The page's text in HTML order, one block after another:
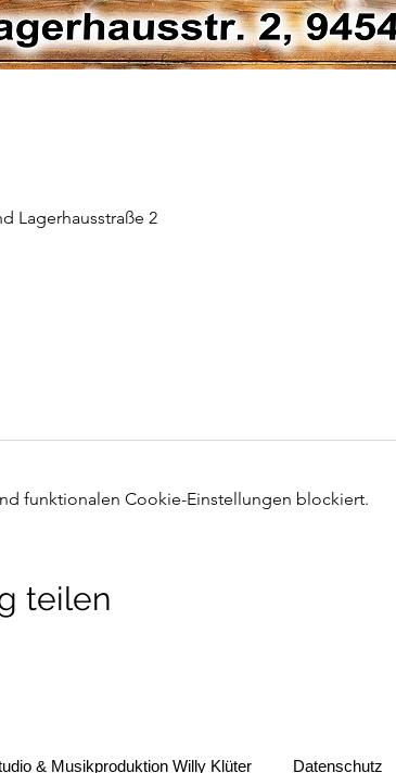
Lagerhausstraße 2
funktionalen Cookie-Einstellungen blockiert.
teilen
& Musikproduktion Willy Klüter Datenschutz